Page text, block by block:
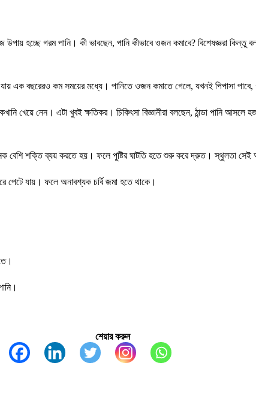
হচ্ছে গরম পানি। কী ভাবছেন, পানি কীভাবে ওজন কমাবে? বিশেষজ্ঞরা
এক বছরেরও কম সময়ের মধ্যে। পানিতে ওজন কমাতে গেলে, যখনই পিপাসা পাবে,
খেয়ে নেন। এটা খুবই ক্ষতিকর। চিকিৎসা বিজ্ঞানীরা বলছেন, ঠান্ডা পানি
বেশি শক্তি ব্যয় করতে হয়। ফলে পুষ্টির ঘাটতি হতে শুরু করে দ্রুত। স্থুলতা সেই
পেটে যায়। ফলে অনাবশ্যক চর্বি জমা হতে থাকে।
শেয়ার করুন